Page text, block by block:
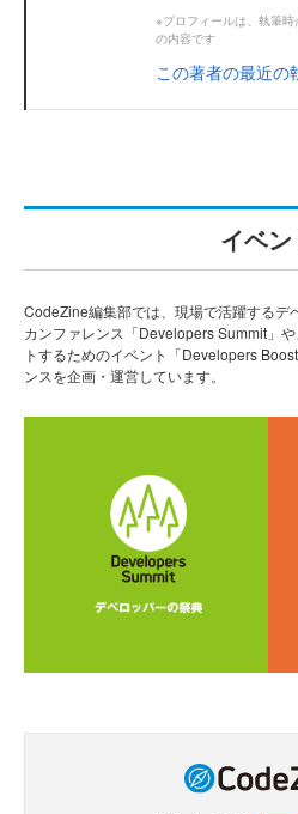
※プロフィールは、執筆
の内容です
この著者の最近の
イベン
CodeZine編集部では、現場で活躍するデ
カンファレンス「Developers Summit」
トするためのイベント「Developers
ンスを企画・運営しています。